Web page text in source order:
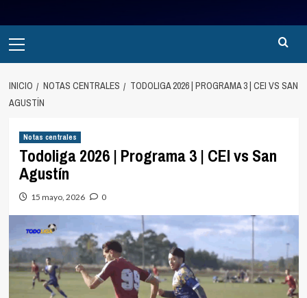
principal
INICIO NOTAS CENTRALES
TODOLIGA 2026 | PROGRAMA 3 | CEI VS SAN
AGUSTÍN
Notas centrales
Todoliga 2026 | Programa 3 | CEI vs San
Agustín
15 mayo, 2026 0